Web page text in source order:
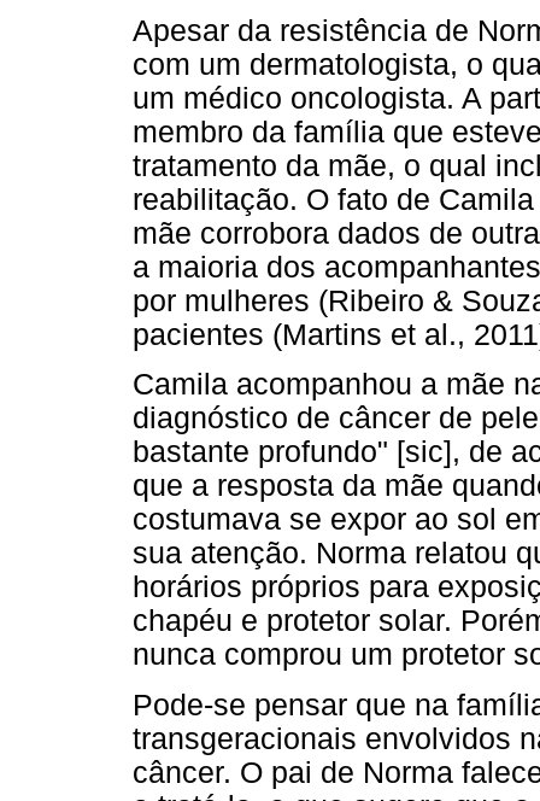
Apesar da resistência de
com um dermatologista, o
um médico oncologista. A
membro da família que
tratamento da mãe, o qual
reabilitação. O fato de
mãe corrobora dados de
a maioria dos
por mulheres (Ribeiro &
pacientes (Martins et al.,
Camila acompanhou a mãe
diagnóstico de câncer de
bastante profundo" [sic], de
que a resposta da mãe
costumava se expor ao sol
sua atenção. Norma relatou
horários próprios para
chapéu e protetor solar.
nunca comprou um protetor
Pode-se pensar que na
transgeracionais envolvidos
câncer. O pai de Norma